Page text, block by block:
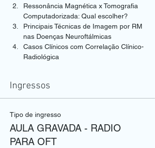
Ressonância Magnética x Tomografia
Computadorizada: Qual escolher?
Principais Técnicas de Imagem por RM
nas Doenças Neuroftálmicas
Casos Clínicos com Correlação Clínico-
Radiológica
Ingressos
Tipo de ingresso
AULA GRAVADA - RADIO
PARA OFT